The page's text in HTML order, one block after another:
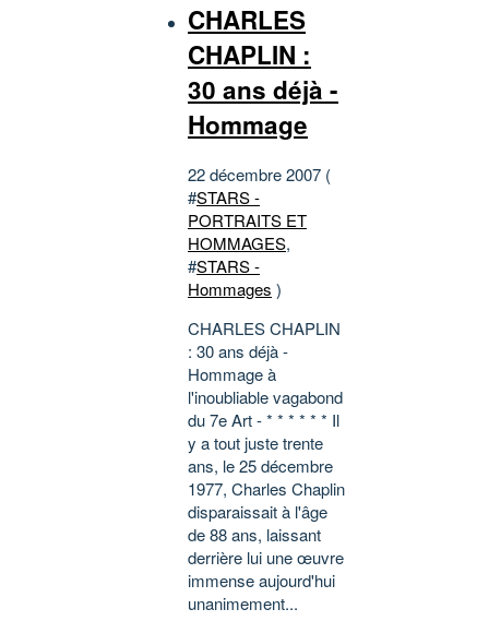
CHARLES
CHAPLIN :
30 ans déjà -
Hommage
22 décembre 2007 (
#STARS -
PORTRAITS ET
HOMMAGES,
#STARS -
Hommages )
CHARLES CHAPLIN
: 30 ans déjà -
Hommage à
l'inoubliable vagabond
du 7e Art - * * * * * * Il
y a tout juste trente
ans, le 25 décembre
1977, Charles Chaplin
disparaissait à l'âge
de 88 ans, laissant
derrière lui une œuvre
immense aujourd'hui
unanimement...